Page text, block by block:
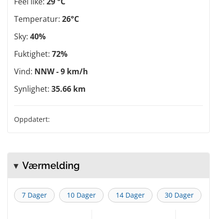
Temperatur: 26°C
Sky: 40%
Fuktighet: 72%
Vind: NNW - 9 km/h
Synlighet: 35.66 km
Oppdatert:
Værmelding
7 Dager 10 Dager 14 Dager 30 Dager